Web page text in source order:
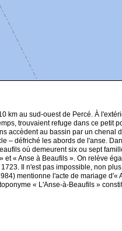
au sud-ouest de Percé. À
trouvaient refuge dans ce petit
accèdent au bassin par un chenal
– défriché les abords de l'anse.
où demeurent six ou sept
« Anse à Beaufils ». On relève
Il n'est pas impossible, non
mentionne l'acte de mariage d'«
« L'Anse-à-Beaufils »